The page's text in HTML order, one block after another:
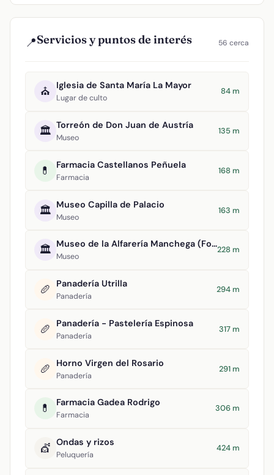
📍Servicios y puntos de interés 56 cerca
⛪ Iglesia de Santa María La Mayor
Lugar de culto
84 m
🏛️ Torreón de Don Juan de Austría
Museo
135 m
💊 Farmacia Castellanos Peñuela
Farmacia
168 m
🏛️ Museo Capilla de Palacio
Museo
163 m
🏛️ Museo de la Alfarería Manchega (Formma)
Museo
228 m
🥖 Panadería Utrilla
Panadería
294 m
🥖 Panadería - Pastelería Espinosa
Panadería
317 m
🥖 Horno Virgen del Rosario
Panadería
291 m
💊 Farmacia Gadea Rodrigo
Farmacia
306 m
💇 Ondas y rizos
Peluquería
424 m